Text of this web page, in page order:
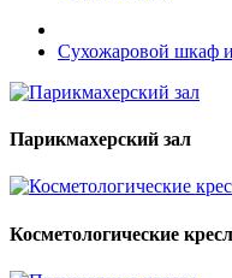
Сухожаровой шкаф
Парикмахерский зал
Косметологические